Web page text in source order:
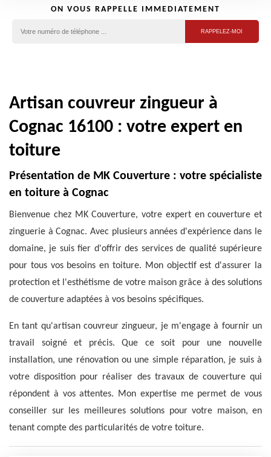
ON VOUS RAPPELLE IMMEDIATEMENT
Artisan couvreur zingueur à
Cognac 16100 : votre expert en
toiture
Présentation de MK Couverture : votre spécialiste
en toiture à Cognac
Bienvenue chez MK Couverture, votre expert en couverture et
zinguerie à Cognac. Avec plusieurs années d'expérience dans le
domaine, je suis fier d'offrir des services de qualité supérieure
pour tous vos besoins en toiture. Mon objectif est d'assurer la
protection et l'esthétisme de votre maison grâce à des solutions
de couverture adaptées à vos besoins spécifiques.
En tant qu'artisan couvreur zingueur, je m'engage à fournir un
travail soigné et précis. Que ce soit pour une nouvelle
installation, une rénovation ou une simple réparation, je suis à
votre disposition pour réaliser des travaux de couverture qui
répondent à vos attentes. Mon expertise me permet de vous
conseiller sur les meilleures solutions pour votre maison, en
tenant compte des particularités de votre toiture.